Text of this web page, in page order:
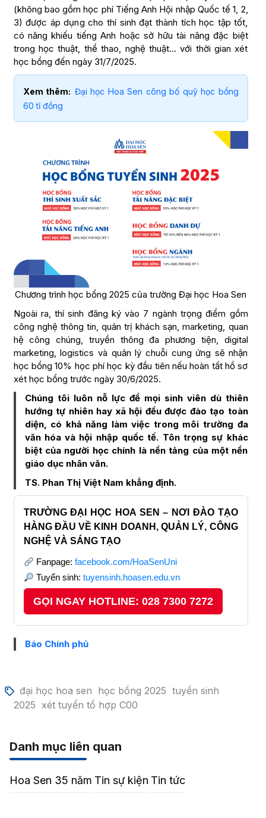
(không bao gồm học phí Tiếng Anh Hội nhập Quốc tế 1, 2,
3) được áp dụng cho thí sinh đạt thành tích học tập tốt,
có năng khiếu tiếng Anh hoặc sở hữu tài năng đặc biệt
trong học thuật, thể thao, nghệ thuật… với thời gian xét
học bổng đến ngày 31/7/2025.
Xem thêm: Đại học Hoa Sen công bố quỹ học bổng
60 tỉ đồng
Chương trình học bổng 2025 của trường Đại học Hoa Sen
Ngoài ra, thí sinh đăng ký vào 7 ngành trọng điểm gồm
công nghệ thông tin, quản trị khách sạn, marketing, quan
hệ công chúng, truyền thông đa phương tiện, digital
marketing, logistics và quản lý chuỗi cung ứng sẽ nhận
học bổng 10% học phí học kỳ đầu tiên nếu hoàn tất hồ sơ
xét học bổng trước ngày 30/6/2025.
Chúng tôi luôn nỗ lực để mọi sinh viên dù thiên
hướng tự nhiên hay xã hội đều được đào tạo toàn
diện, có khả năng làm việc trong môi trường đa
văn hóa và hội nhập quốc tế. Tôn trọng sự khác
biệt của người học chính là nền tảng của một nền
giáo dục nhân văn.
TS. Phan Thị Việt Nam khẳng định.
TRƯỜNG ĐẠI HỌC HOA SEN – NƠI ĐÀO TẠO
HÀNG ĐẦU VỀ KINH DOANH, QUẢN LÝ, CÔNG
NGHỆ VÀ SÁNG TẠO
Fanpage: facebook.com/HoaSenUni
Tuyển sinh: tuyensinh.hoasen.edu.vn
GỌI NGAY HOTLINE: 028 7300 7272
Báo Chính phủ
đại học hoa sen học bổng 2025 tuyển sinh
2025 xét tuyển tổ hợp C00
Danh mục liên quan
Hoa Sen 35 năm Tin sự kiện Tin tức